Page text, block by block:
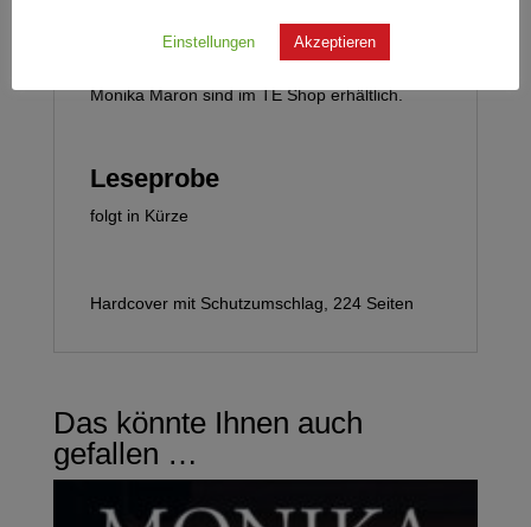
Die in ihrer neuen Verlagsheimat Hoffmann
und Campe veröffentlichten Werke von
Monika Maron sind im TE Shop erhältlich.
Leseprobe
folgt in Kürze
Hardcover mit Schutzumschlag, 224 Seiten
Das könnte Ihnen auch
gefallen …
Einstellungen Akzeptieren